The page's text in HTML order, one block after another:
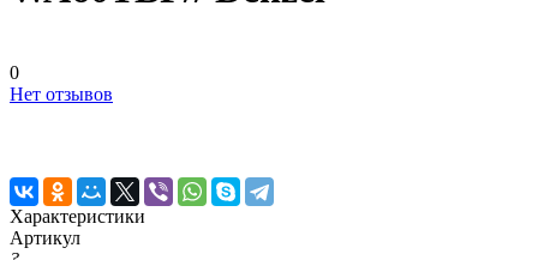
0
Нет отзывов
Характеристики
Артикул